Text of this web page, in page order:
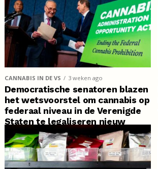
CANNABIS IN DE VS 3 weken ago
Democratische senatoren blazen
het wetsvoorstel om cannabis op
federaal niveau in de Verenigde
Staten te legaliseren nieuw
leven in